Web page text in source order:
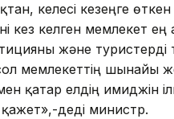
келесі кезеңге
кез келген мемлекет
және
мемлекеттің шынайы
қатар елдің имиджін
деді министр.